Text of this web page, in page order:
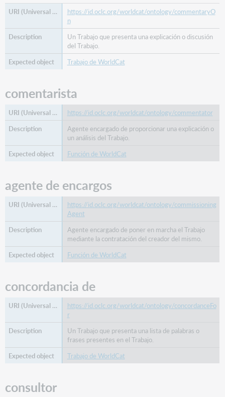
traductor
​
Se
heredó
Cosa
fecha
descripción
fecha
de
tiene
iiif
es
parte
de
de
agente
relacionado
concepto
relacionado
edición
evento
relacionada
https://id.oclc.org/worldcat/ontology/commentaryO
n
Un Trabajo que presenta una explicación o discusión
del Trabajo.
Trabajo de WorldCat
comentarista
https://id.oclc.org/worldcat/ontology/commentator
Agente encargado de proporcionar una explicación o
un análisis del Trabajo.
Función de WorldCat
agente de encargos
https://id.oclc.org/worldcat/ontology/commissioning
Agent
Agente encargado de poner en marcha el Trabajo
mediante la contratación del creador del mismo.
Función de WorldCat
concordancia de
https://id.oclc.org/worldcat/ontology/concordanceFo
r
Un Trabajo que presenta una lista de palabras o
frases presentes en el Trabajo.
Trabajo de WorldCat
consultor